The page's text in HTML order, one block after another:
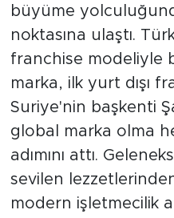
büyüme
noktasına ulaştı.
franchise modeliyle
marka, ilk yurt dışı
Suriye'nin başkenti
global marka olma
adımını attı.
sevilen
modern işletmecilik